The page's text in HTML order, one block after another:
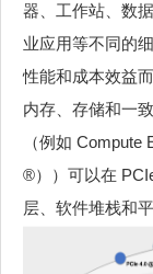
器、工作站、数
业应用等不同的
性能和成本效益
内存、存储和一
（例如
®））可以在
层、软件堆栈和